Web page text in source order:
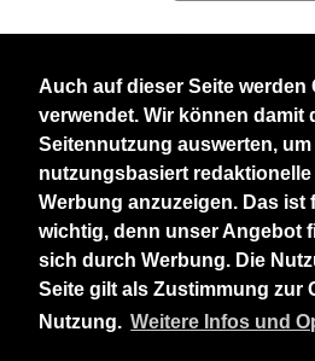
Auch auf dieser Seite werden
verwendet. Wir können damit
Seitennutzung auswerten, um
nutzungsbasiert redaktionelle
Werbung anzuzeigen. Das ist
wichtig, denn unser Angebot
sich durch Werbung. Die
Seite gilt als Zustimmung zur
Nutzung. Weitere Infos und
Datenschutzerklärung AGB
Nehmen Sie Kontakt mit uns
Unsere anderen
BlackAndBeauties